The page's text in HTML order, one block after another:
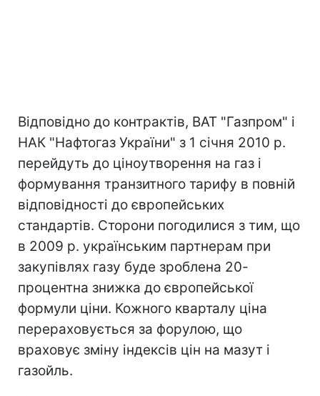
Відповідно до контрактів, ВАТ "Газпром" і
НАК "Нафтогаз України" з 1 січня 2010 р.
перейдуть до ціноутворення на газ і
формування транзитного тарифу в повній
відповідності до європейських
стандартів. Сторони погодилися з тим, що
в 2009 р. українським партнерам при
закупівлях газу буде зроблена 20-
процентна знижка до європейської
формули ціни. Кожного кварталу ціна
перераховується за форулою, що
враховує зміну індексів цін на мазут і
газойль.